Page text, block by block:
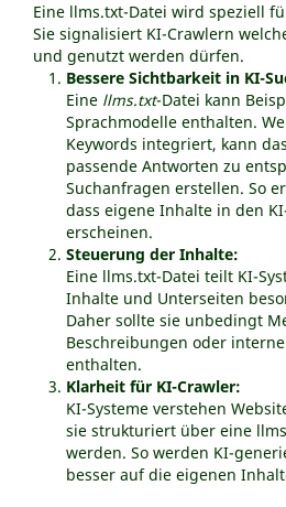
Eine llms.txt-Datei wird speziell
Sie signalisiert KI-Crawlern
und genutzt werden dürfen.
Bessere Sichtbarkeit in KI-
Eine llms.txt-Datei kann
Sprachmodelle enthalten.
Keywords integriert, kann
passende Antworten zu
Suchanfragen erstellen. So
dass eigene Inhalte in den
erscheinen.
Steuerung der Inhalte:
Eine llms.txt-Datei teilt KI-
Inhalte und Unterseiten
Daher sollte sie unbedingt
Beschreibungen oder
enthalten.
Klarheit für KI-Crawler:
KI-Systeme verstehen
sie strukturiert über eine
werden. So werden KI-
besser auf die eigenen